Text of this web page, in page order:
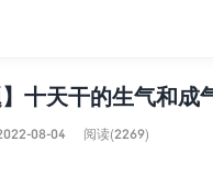
】十天干的生气和成
08-04 阅读(2269)